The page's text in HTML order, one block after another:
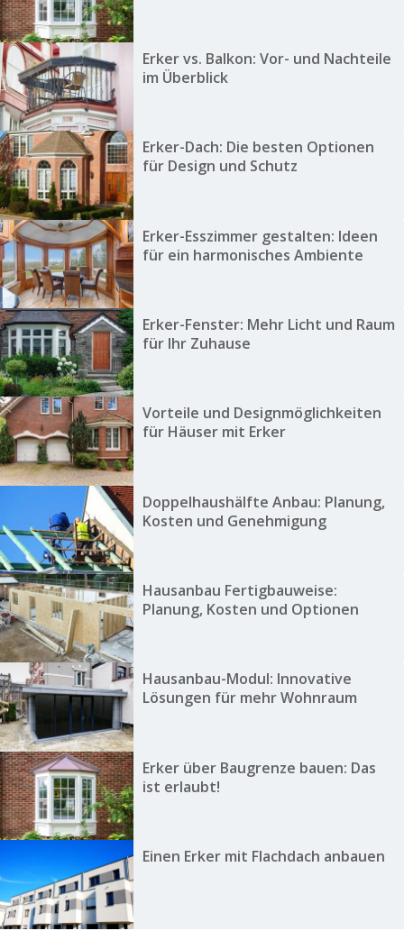
Erker vs. Balkon: Vor- und Nachteile
im Überblick
Erker-Dach: Die besten Optionen
für Design und Schutz
Erker-Esszimmer gestalten: Ideen
für ein harmonisches Ambiente
Erker-Fenster: Mehr Licht und Raum
für Ihr Zuhause
Vorteile und Designmöglichkeiten
für Häuser mit Erker
Doppelhaushälfte Anbau: Planung,
Kosten und Genehmigung
Hausanbau Fertigbauweise:
Planung, Kosten und Optionen
Hausanbau-Modul: Innovative
Lösungen für mehr Wohnraum
Erker über Baugrenze bauen: Das
ist erlaubt!
Einen Erker mit Flachdach anbauen